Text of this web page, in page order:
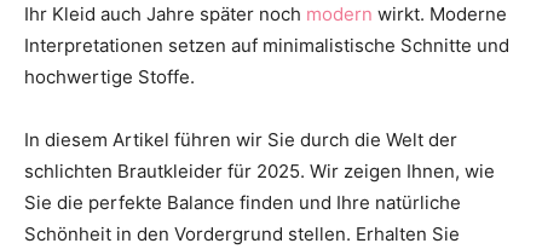
Ihr Kleid auch Jahre später noch modern wirkt. Moderne
Interpretationen setzen auf minimalistische Schnitte und
hochwertige Stoffe.
In diesem Artikel führen wir Sie durch die Welt der
schlichten Brautkleider für 2025. Wir zeigen Ihnen, wie
Sie die perfekte Balance finden und Ihre natürliche
Schönheit in den Vordergrund stellen. Erhalten Sie